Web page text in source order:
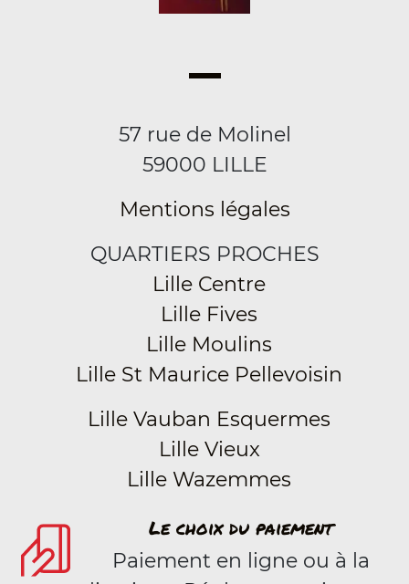
57 rue de Molinel
59000 LILLE
Mentions légales
QUARTIERS PROCHES
Lille Centre
Lille Fives
Lille Moulins
Lille St Maurice Pellevoisin
Lille Vauban Esquermes
Lille Vieux
Lille Wazemmes
Le choix du paiement
Paiement en ligne ou à la